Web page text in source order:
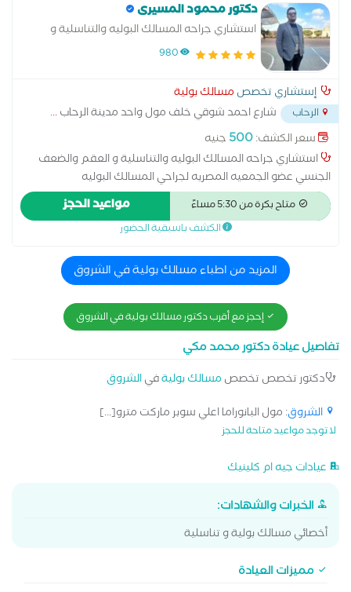
دكتور محمود المسيرى
استشاري جراحه المسالك البوليه والتناسلية و
العقم والضعف الجنسي
980
إستشاري تخصص مسالك بولية
الرحاب شارع احمد شوقي خلف مول واحد مدينة الرحاب...
سعر الكشف:500 جنيه
استشاري جراحه المسالك البوليه والتناسلية و العقم والضعف
الجنسي عضو الجمعيه المصريه لجراحي المسالك البوليه
متاح بكرة من 5:30 مساءً مواعيد الحجز
الكشف باسبقية الحضور
المزيد من اطباء مسالك بولية في الشروق
إحجز مع أقرب دكتور مسالك بولية في الشروق
تفاصيل عيادة دكتور محمد مكي
دكتور تخصص تخصص مسالك بوليةفيالشروق
الشروق: مول البانوراما اعلي سوبر ماركت مترو[...]
لا توجد مواعيد متاحة للحجز
عيادات جيه ام كلينيك
الخبرات والشهادات:
أخصائي مسالك بولية و تناسلية
مميزات العيادة